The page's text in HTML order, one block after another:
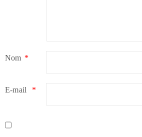
Nom *
E-mail *